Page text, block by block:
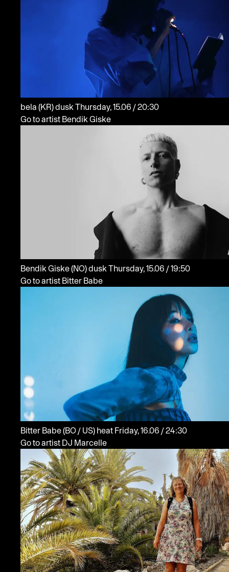
bela (KR)dusk
Thursday, 15.06 / 20:30
Go to artist Bendik Giske
Bendik Giske(NO)dusk
Thursday, 15.06 / 19:50
Go to artist Bitter Babe
Bitter Babe(BO / US) heat
Friday, 16.06 / 24:30
Go to artist DJ Marcelle